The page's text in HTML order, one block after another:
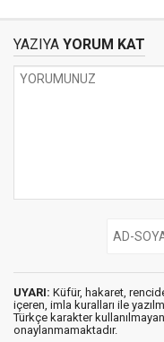
tahliye kararı
YAZIYA YORUM KAT
UYARI: Küfür, hakaret,
içeren, imla kuralları ile
Türkçe karakter
onaylanmamaktadır.